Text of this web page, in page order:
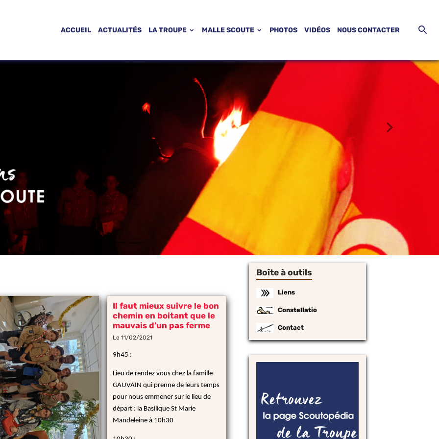
ACCUEIL ACTUALITÉS LA TROUPE MALLE SCOUTE PHOTOS VIDÉOS NOUS CONTACTER
Il faut mieux suivre le bon
chemin en boitant que le
mauvais d’un pas ferme
Le 11/02/2021
9h45 :
Lieu de rendez vous chez la famille
GAUVAIN qui prenne de leurs temps
pour nous emmener sur le lieu de
départ : la Basilique St Marie
Mandeleine à 10h30
Boîte à outils
Liens
Constellatio
Contact